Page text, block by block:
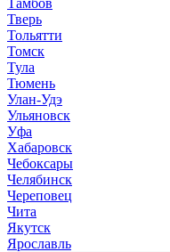
Тамбов
Тверь
Тольятти
Томск
Тула
Тюмень
Улан-Удэ
Ульяновск
Уфа
Хабаровск
Чебоксары
Челябинск
Череповец
Чита
Якутск
Ярославль